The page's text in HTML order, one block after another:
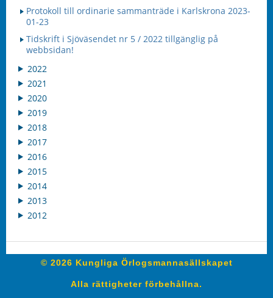
Protokoll till ordinarie sammanträde i Karlskrona 2023-
01-23
Tidskrift i Sjöväsendet nr 5 / 2022 tillgänglig på
webbsidan!
2022
2021
2020
2019
2018
2017
2016
2015
2014
2013
2012
© 2026 Kungliga Örlogsmannasällskapet
Alla rättigheter förbehållna.